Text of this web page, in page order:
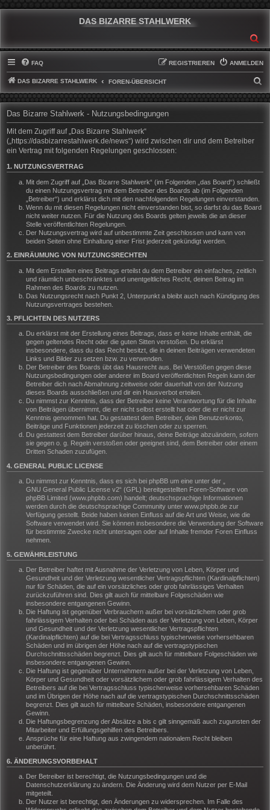
DAS BIZARRE STAHLWERK
FAQ ANMELDEN
REGISTRIEREN
DAS BIZARRE STAHLWERK FOREN-ÜBERSICHT
U
H
Das Bizarre Stahlwerk - Nutzungsbedingungen
Mit dem Zugriff auf „Das Bizarre Stahlwerk“
(„https://dasbizarrestahlwerk.de/news“) wird zwischen dir und dem Betreiber
ein Vertrag mit folgenden Regelungen geschlossen:
1. NUTZUNGSVERTRAG
Mit dem Zugriff auf „Das Bizarre Stahlwerk“ (im Folgenden „das Board“) schließt
du einen Nutzungsvertrag mit dem Betreiber des Boards ab (im Folgenden
„Betreiber“) und erklärst dich mit den nachfolgenden Regelungen einverstanden.
Wenn du mit diesen Regelungen nicht einverstanden bist, so darfst du das Board
nicht weiter nutzen. Für die Nutzung des Boards gelten jeweils die an dieser
Stelle veröffentlichten Regelungen.
Der Nutzungsvertrag wird auf unbestimmte Zeit geschlossen und kann von
beiden Seiten ohne Einhaltung einer Frist jederzeit gekündigt werden.
2. EINRÄUMUNG VON NUTZUNGSRECHTEN
Mit dem Erstellen eines Beitrags erteilst du dem Betreiber ein einfaches, zeitlich
und räumlich unbeschränktes und unentgeltliches Recht, deinen Beitrag im
Rahmen des Boards zu nutzen.
Das Nutzungsrecht nach Punkt 2, Unterpunkt a bleibt auch nach Kündigung des
Nutzungsvertrages bestehen.
3. PFLICHTEN DES NUTZERS
Du erklärst mit der Erstellung eines Beitrags, dass er keine Inhalte enthält, die
gegen geltendes Recht oder die guten Sitten verstoßen. Du erklärst
insbesondere, dass du das Recht besitzt, die in deinen Beiträgen verwendeten
Links und Bilder zu setzen bzw. zu verwenden.
Der Betreiber des Boards übt das Hausrecht aus. Bei Verstößen gegen diese
Nutzungsbedingungen oder anderer im Board veröffentlichten Regeln kann der
Betreiber dich nach Abmahnung zeitweise oder dauerhaft von der Nutzung
dieses Boards ausschließen und dir ein Hausverbot erteilen.
Du nimmst zur Kenntnis, dass der Betreiber keine Verantwortung für die Inhalte
von Beiträgen übernimmt, die er nicht selbst erstellt hat oder die er nicht zur
Kenntnis genommen hat. Du gestattest dem Betreiber, dein Benutzerkonto,
Beiträge und Funktionen jederzeit zu löschen oder zu sperren.
Du gestattest dem Betreiber darüber hinaus, deine Beiträge abzuändern, sofern
sie gegen o. g. Regeln verstoßen oder geeignet sind, dem Betreiber oder einem
Dritten Schaden zuzufügen.
4. GENERAL PUBLIC LICENSE
Du nimmst zur Kenntnis, dass es sich bei phpBB um eine unter der „
GNU General Public License v2“ (GPL) bereitgestellten Foren-Software von
phpBB Limited (www.phpbb.com) handelt; deutschsprachige Informationen
werden durch die deutschsprachige Community unter www.phpbb.de zur
Verfügung gestellt. Beide haben keinen Einfluss auf die Art und Weise, wie die
Software verwendet wird. Sie können insbesondere die Verwendung der Software
für bestimmte Zwecke nicht untersagen oder auf Inhalte fremder Foren Einfluss
nehmen.
5. GEWÄHRLEISTUNG
Der Betreiber haftet mit Ausnahme der Verletzung von Leben, Körper und
Gesundheit und der Verletzung wesentlicher Vertragspflichten (Kardinalpflichten)
nur für Schäden, die auf ein vorsätzliches oder grob fahrlässiges Verhalten
zurückzuführen sind. Dies gilt auch für mittelbare Folgeschäden wie
insbesondere entgangenen Gewinn.
Die Haftung ist gegenüber Verbrauchern außer bei vorsätzlichem oder grob
fahrlässigem Verhalten oder bei Schäden aus der Verletzung von Leben, Körper
und Gesundheit und der Verletzung wesentlicher Vertragspflichten
(Kardinalpflichten) auf die bei Vertragsschluss typischerweise vorhersehbaren
Schäden und im übrigen der Höhe nach auf die vertragstypischen
Durchschnittsschäden begrenzt. Dies gilt auch für mittelbare Folgeschäden wie
insbesondere entgangenen Gewinn.
Die Haftung ist gegenüber Unternehmern außer bei der Verletzung von Leben,
Körper und Gesundheit oder vorsätzlichem oder grob fahrlässigem Verhalten des
Betreibers auf die bei Vertragsschluss typischerweise vorhersehbaren Schäden
und im Übrigen der Höhe nach auf die vertragstypischen Durchschnittsschäden
begrenzt. Dies gilt auch für mittelbare Schäden, insbesondere entgangenen
Gewinn.
Die Haftungsbegrenzung der Absätze a bis c gilt sinngemäß auch zugunsten der
Mitarbeiter und Erfüllungsgehilfen des Betreibers.
Ansprüche für eine Haftung aus zwingendem nationalem Recht bleiben
unberührt.
6. ÄNDERUNGSVORBEHALT
Der Betreiber ist berechtigt, die Nutzungsbedingungen und die
Datenschutzerklärung zu ändern. Die Änderung wird dem Nutzer per E-Mail
mitgeteilt.
Der Nutzer ist berechtigt, den Änderungen zu widersprechen. Im Falle des